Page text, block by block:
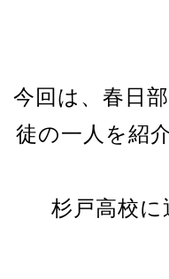
今回は、春日
徒の一人を紹
杉戸高校に